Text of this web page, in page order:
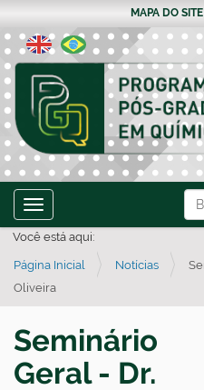
MAPA DO SITE
Toggle navigation
Você está aqui:
Página Inicial Notícias
Oliveira
Seminário
Geral - Dr.